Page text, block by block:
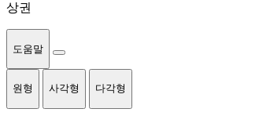
상권
도움말
원형 사각형 다각형